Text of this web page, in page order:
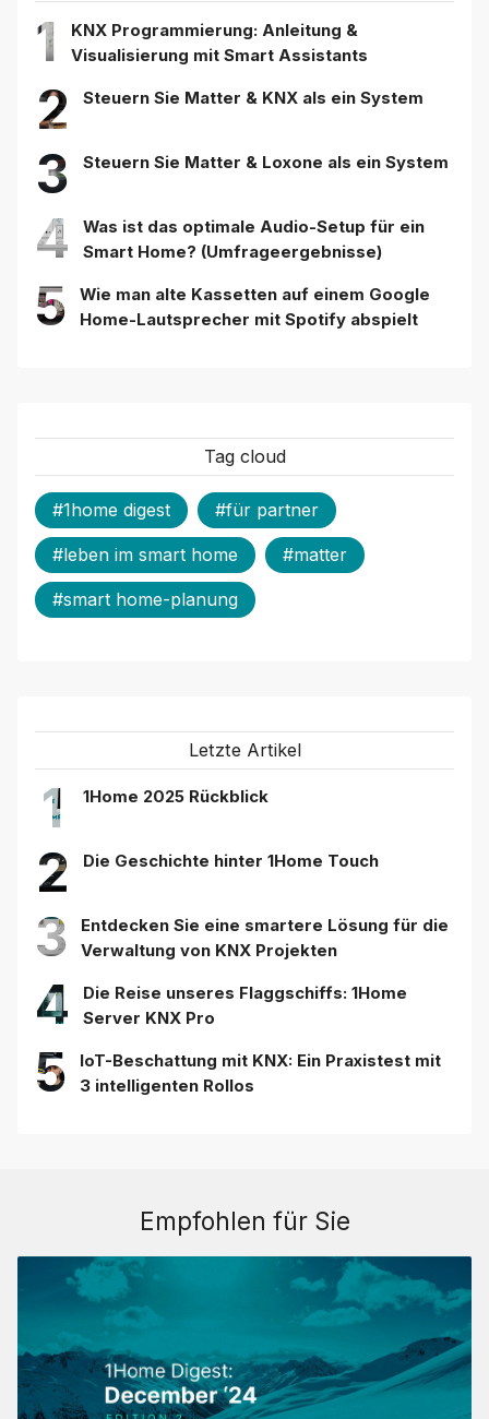
1
KNX Programmierung: Anleitung &
Visualisierung mit Smart Assistants
2 Steuern Sie Matter & KNX als ein System
3 Steuern Sie Matter & Loxone als ein System
4
Was ist das optimale Audio-Setup für ein
Smart Home? (Umfrageergebnisse)
5
Wie man alte Kassetten auf einem Google
Home-Lautsprecher mit Spotify abspielt
Tag cloud
#1home digest #für partner
#leben im smart home #matter
#smart home-planung
Letzte Artikel
1 1Home 2025 Rückblick
2 Die Geschichte hinter 1Home Touch
3
Entdecken Sie eine smartere Lösung für die
Verwaltung von KNX Projekten
4
Die Reise unseres Flaggschiffs: 1Home
Server KNX Pro
5
IoT-Beschattung mit KNX: Ein Praxistest mit
3 intelligenten Rollos
Empfohlen für Sie